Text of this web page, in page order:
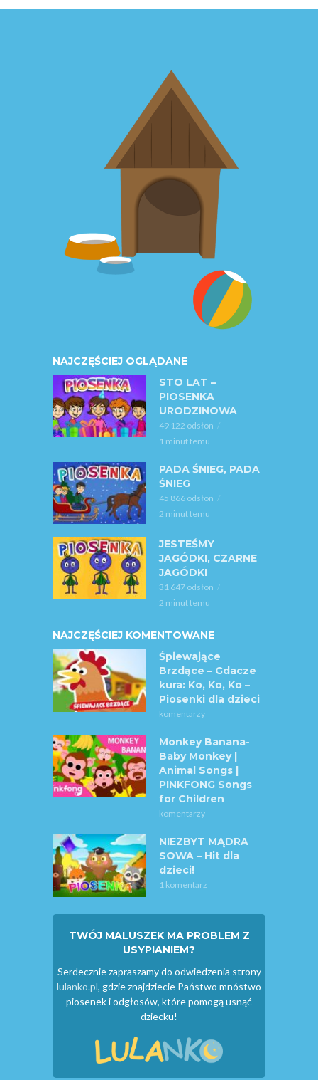
NAJCZĘŚCIEJ OGLĄDANE
STO LAT –
PIOSENKA
URODZINOWA
49 122 odsłon
1 minut temu
PADA ŚNIEG, PADA
ŚNIEG
45 866 odsłon
2 minut temu
JESTEŚMY
JAGÓDKI, CZARNE
JAGÓDKI
31 647 odsłon
2 minut temu
NAJCZĘŚCIEJ KOMENTOWANE
Śpiewające
Brzdące – Gdacze
kura: Ko, Ko, Ko –
Piosenki dla dzieci
komentarzy
Monkey Banana-
Baby Monkey |
Animal Songs |
PINKFONG Songs
for Children
komentarzy
NIEZBYT MĄDRA
SOWA – Hit dla
dzieci!
1 komentarz
TWÓJ MALUSZEK MA PROBLEM Z
USYPIANIEM?
Serdecznie zapraszamy do odwiedzenia strony
lulanko.pl, gdzie znajdziecie Państwo mnóstwo
piosenek i odgłosów, które pomogą usnąć
dziecku!